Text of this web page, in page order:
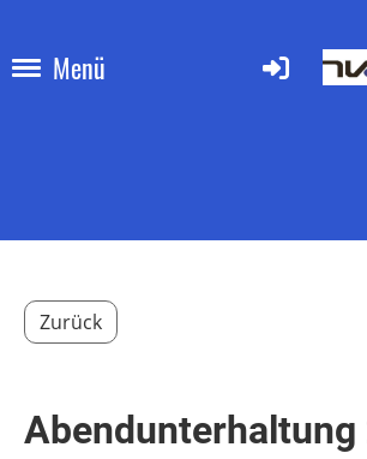
Menü
Zurück
Abendunterhaltung